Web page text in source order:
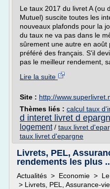
Le taux 2017 du livret A (ou
Mutuel) suscite toutes les
nouveaux plafonds pour la
du taux ne va pas dans le
sûrement une autre en août
préféré des français. S'il
pas le meilleur rendement,
Lire la suite
Site : http://
Thèmes liés : calcul taux
d interet livret d
logement/ taux livret
taux livret d'epargne
Livrets, PEL,
rendements les plus
Actualités > Economie > Le
> Livrets, PEL, Assurance-